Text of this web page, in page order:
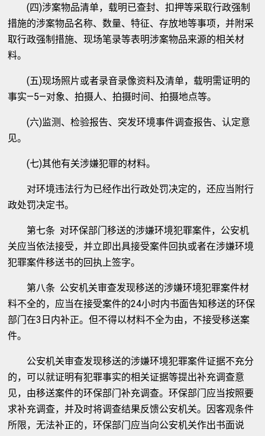
(四)涉案物品清单，载明已查封、扣押等采取行政强制
措施的涉案物品名称、数量、特征、存放地等事项，并附采
取行政强制措施、现场笔录等表明涉案物品来源的相关材
料。
(五)现场照片或者录音录像资料及清单，载明需证明的
事实—5—对象、拍摄人、拍摄时间、拍摄地点等。
(六)监测、检验报告、突发环境事件调查报告、认定意
见。
(七)其他有关涉嫌犯罪的材料。
对环境违法行为已经作出行政处罚决定的，还应当附行
政处罚决定书。
第七条 对环保部门移送的涉嫌环境犯罪案件，公安机
关应当依法接受，并立即出具接受案件回执或者在涉嫌环境
犯罪案件移送书的回执上签字。
第八条 公安机关审查发现移送的涉嫌环境犯罪案件材
料不全的，应当在接受案件的24小时内书面告知移送的环保
部门在3日内补正。但不得以材料不全为由，不接受移送案
件。
公安机关审查发现移送的涉嫌环境犯罪案件证据不充分
的，可以就证明有犯罪事实的相关证据等提出补充调查意
见，由移送案件的环保部门补充调查。环保部门应当按照要
求补充调查，并及时将调查结果反馈公安机关。因客观条件
所限，无法补正的，环保部门应当向公安机关作出书面说